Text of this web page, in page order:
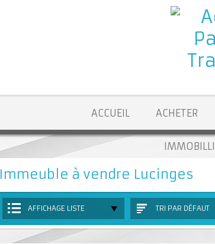
ACCUEIL ACHETER
Immeuble à vendre Lucinges
AFFICHAGE LISTE TRI PAR DÉFAUT